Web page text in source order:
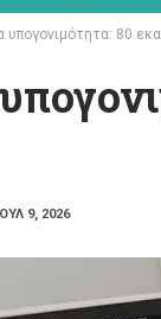
υπογονιμότητα: 80
9, 2026